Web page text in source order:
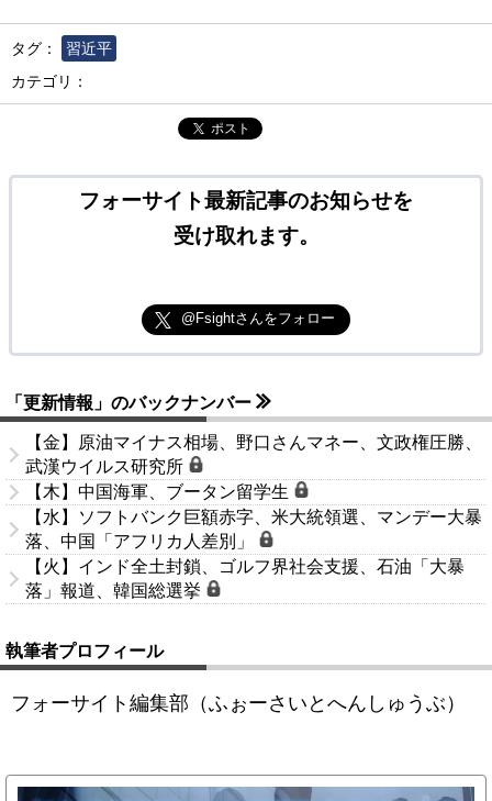
タグ：
習近平
カテゴリ：
ポスト
フォーサイト最新記事のお知らせを
受け取れます。
@Fsightさんをフォロー
「更新情報」のバックナンバー
【金】原油マイナス相場、野口さんマネー、文政権圧勝、
武漢ウイルス研究所
【木】中国海軍、ブータン留学生
【水】ソフトバンク巨額赤字、米大統領選、マンデー大暴
落、中国「アフリカ人差別」
【火】インド全土封鎖、ゴルフ界社会支援、石油「大暴
落」報道、韓国総選挙
執筆者プロフィール
フォーサイト編集部（ふぉーさいとへんしゅうぶ）